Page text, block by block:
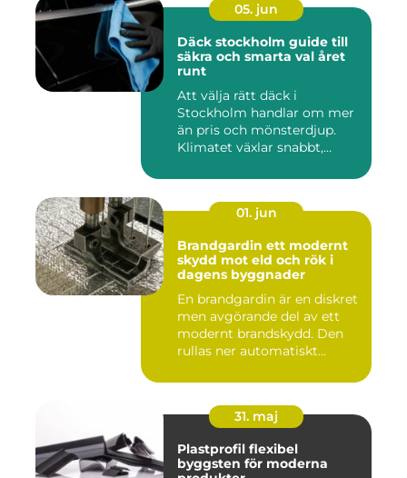
05. jun
Däck stockholm guide till
säkra och smarta val året
runt
Att välja rätt däck i
Stockholm handlar om mer
än pris och mönsterdjup.
Klimatet växlar snabbt,
01. jun
Brandgardin ett modernt
skydd mot eld och rök i
dagens byggnader
En brandgardin är en diskret
men avgörande del av ett
modernt brandskydd. Den
rullas ner automatiskt...
31. maj
Plastprofil flexibel
byggsten för moderna